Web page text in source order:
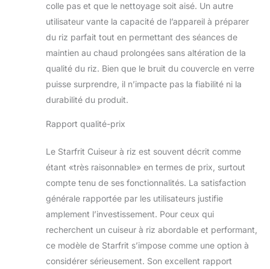
colle pas et que le nettoyage soit aisé. Un autre
utilisateur vante la capacité de l’appareil à préparer
du riz parfait tout en permettant des séances de
maintien au chaud prolongées sans altération de la
qualité du riz. Bien que le bruit du couvercle en verre
puisse surprendre, il n’impacte pas la fiabilité ni la
durabilité du produit.
Rapport qualité-prix
Le Starfrit Cuiseur à riz est souvent décrit comme
étant «très raisonnable» en termes de prix, surtout
compte tenu de ses fonctionnalités. La satisfaction
générale rapportée par les utilisateurs justifie
amplement l’investissement. Pour ceux qui
recherchent un cuiseur à riz abordable et performant,
ce modèle de Starfrit s’impose comme une option à
considérer sérieusement. Son excellent rapport